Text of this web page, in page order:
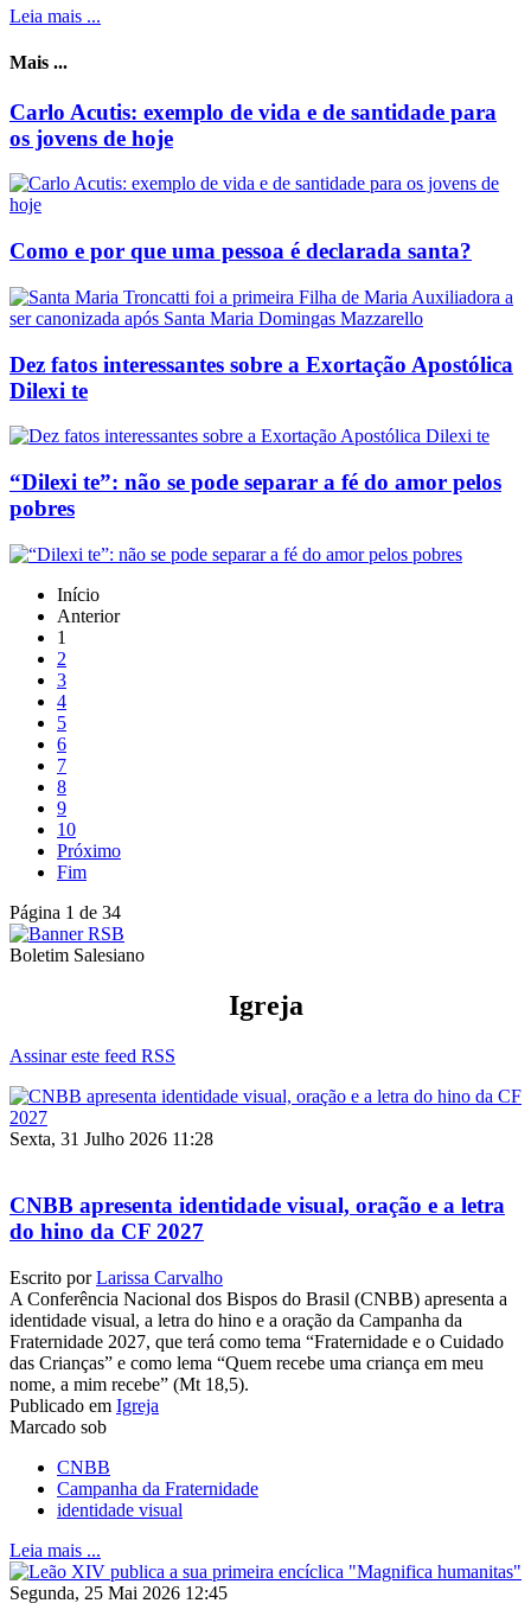
Leia mais ...
Mais ...
Carlo Acutis: exemplo de vida e de santidade para
os jovens de hoje
Como e por que uma pessoa é declarada santa?
Dez fatos interessantes sobre a Exortação Apostólica
Dilexi te
“Dilexi te”: não se pode separar a fé do amor pelos
pobres
Início
Anterior
1
2
3
4
5
6
7
8
9
10
Próximo
Fim
Página 1 de 34
Boletim Salesiano
Igreja
Assinar este feed RSS
Sexta, 31 Julho 2026 11:28
CNBB apresenta identidade visual, oração e a letra
do hino da CF 2027
Escrito porLarissa Carvalho
A Conferência Nacional dos Bispos do Brasil (CNBB) apresenta a
identidade visual, a letra do hino e a oração da Campanha da
Fraternidade 2027, que terá como tema “Fraternidade e o Cuidado
das Crianças” e como lema “Quem recebe uma criança em meu
nome, a mim recebe” (Mt 18,5).
Publicado em Igreja
Marcado sob
CNBB
Campanha da Fraternidade
identidade visual
Leia mais ...
Segunda, 25 Mai 2026 12:45